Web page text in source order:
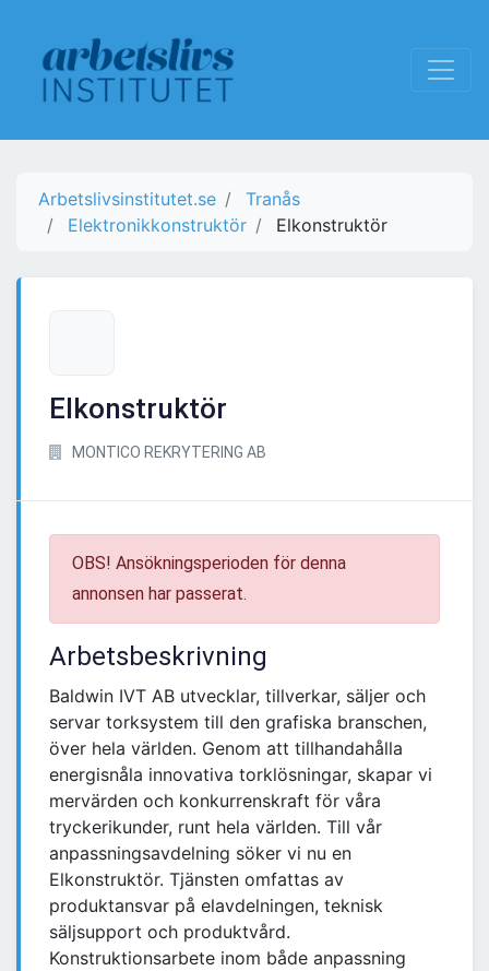
Arbetslivsinstitutet.se
Tranås
Elektronikkonstruktör
Elkonstruktör
Elkonstruktör
MONTICO REKRYTERING AB
OBS! Ansökningsperioden för denna
annonsen har passerat.
Arbetsbeskrivning
Baldwin IVT AB utvecklar, tillverkar, säljer och
servar torksystem till den grafiska branschen,
över hela världen. Genom att tillhandahålla
energisnåla innovativa torklösningar, skapar vi
mervärden och konkurrenskraft för våra
tryckerikunder, runt hela världen. Till vår
anpassningsavdelning söker vi nu en
Elkonstruktör. Tjänsten omfattas av
produktansvar på elavdelningen, teknisk
säljsupport och produktvård.
Konstruktionsarbete inom både anpassning